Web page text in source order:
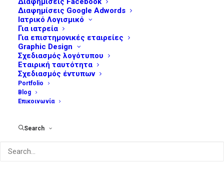
Διαφημίσεις Google Adwords
Ιατρικό Λογισμικό
Για ιατρεία
Για επιστημονικές εταιρείες
Graphic Design
Σχεδιασμός λογότυπου
Εταιρική ταυτότητα
Σχεδιασμός έντυπων
Portfolio
Blog
Επικοινωνία
Search